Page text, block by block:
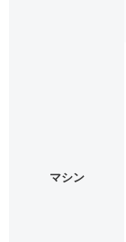
マシン